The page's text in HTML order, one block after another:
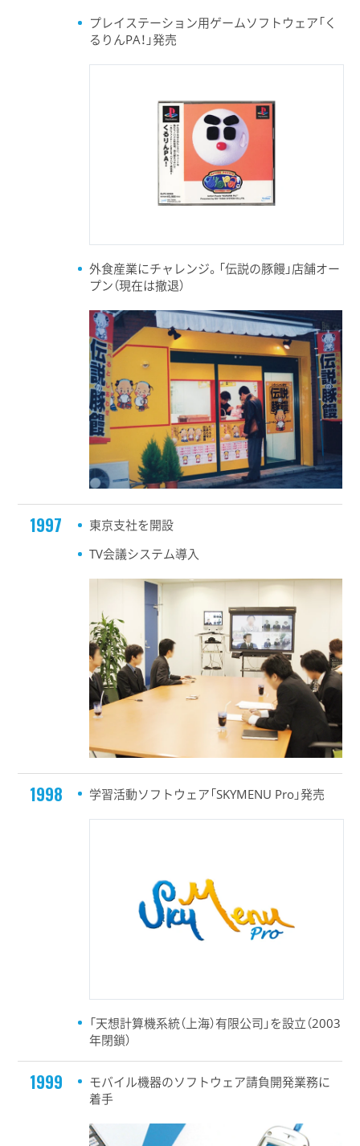
プレイステーション用ゲームソフトウェア「く
るりんPA！」発売
外食産業にチャレンジ。「伝説の豚饅」店舗オー
プン（現在は撤退）
1997
東京支社を開設
TV会議システム導入
1998 学習活動ソフトウェア「SKYMENU Pro」発売
「天想計算機系統（上海）有限公司」を設立（2003
年閉鎖）
1999
モバイル機器のソフトウェア請負開発業務に
着手